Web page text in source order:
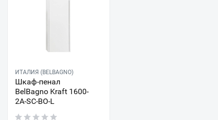
ИТАЛИЯ (BELBAGNO)
Шкаф-пенал
BelBagno Kraft 1600-
2A-SC-BO-L